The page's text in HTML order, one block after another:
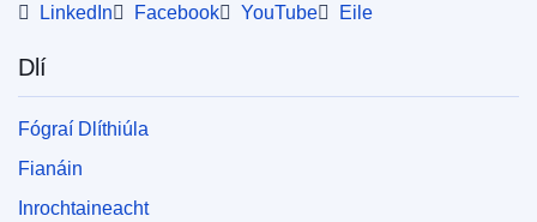
LinkedIn Facebook YouTube Eile
Dlí
Fógraí Dlíthiúla
Fianáin
Inrochtaineacht